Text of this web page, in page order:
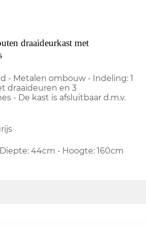
draaideurkast met
- Metalen ombouw - Indeling: 1
draaideuren en 3
- De kast is afsluitbaar d.m.v.
44cm - Hoogte: 160cm